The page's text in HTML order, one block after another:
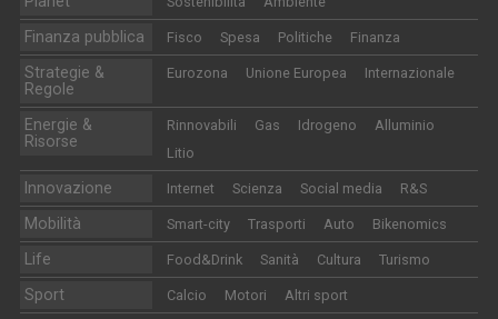
Finanza pubblica Fisco Spesa Politiche Finanza
Strategie &
Regole
Eurozona Unione Europea Internazionale
Energie &
Risorse
Rinnovabili Gas Idrogeno
Alluminio
Litio
Innovazione Internet Scienza Social media R&S
Mobilità Smart-city Trasporti Auto Bikenomics
Life Food&Drink Sanità Cultura Turismo
Sport Calcio Motori Altri sport